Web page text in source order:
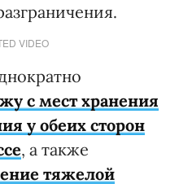
VIDEO
с мест хранения
у обеих сторон
, а также
тяжелой